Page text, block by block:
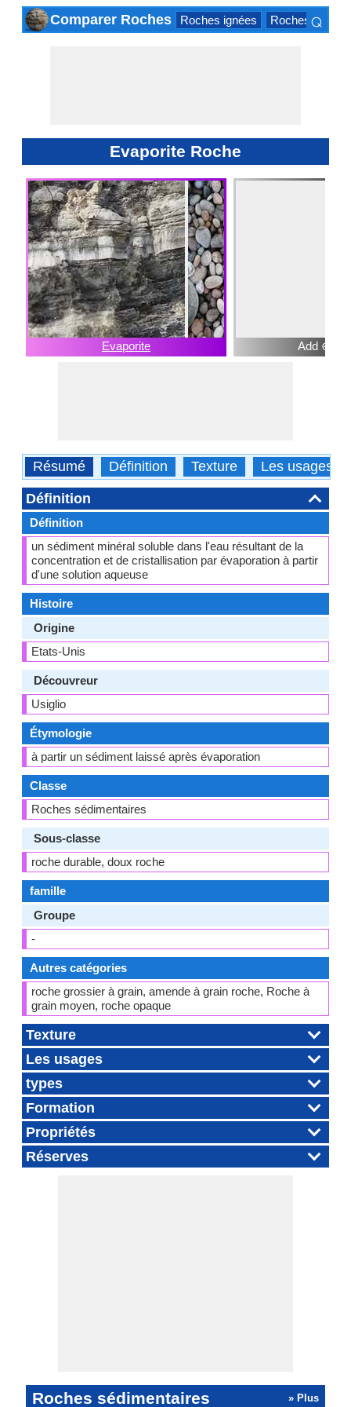
Comparer Roches Roches ignées Roches⌕
Evaporite Roche
Evaporite Add ⊕
Résumé Définition Texture Les usages
Définition
Définition
un sédiment minéral soluble dans l'eau résultant de la
concentration et de cristallisation par évaporation à partir
d'une solution aqueuse
Histoire
Origine
Etats-Unis
Découvreur
Usiglio
Étymologie
à partir un sédiment laissé après évaporation
Classe
Roches sédimentaires
Sous-classe
roche durable, doux roche
famille
Groupe
-
Autres catégories
roche grossier à grain, amende à grain roche, Roche à
grain moyen, roche opaque
Texture
Les usages
types
Formation
Propriétés
Réserves
Roches sédimentaires » Plus